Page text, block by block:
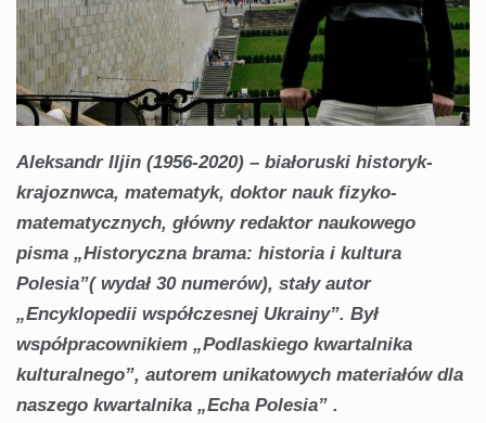
Aleksandr Iljin (1956-2020) – białoruski historyk-
krajoznwca, matematyk, doktor nauk fizyko-
matematycznych, główny redaktor naukowego
pisma „Historyczna brama: historia i kultura
Polesia”( wydał 30 numerów), stały autor
„Encyklopedii współczesnej Ukrainy”. Był
współpracownikiem „Podlaskiego kwartalnika
kulturalnego”, autorem unikatowych materiałów dla
naszego kwartalnika „Echa Polesia” .